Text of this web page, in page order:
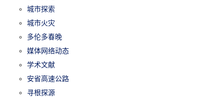
城市探索
城市火灾
多伦多春晚
媒体网络动态
学术文献
安省高速公路
寻根探源